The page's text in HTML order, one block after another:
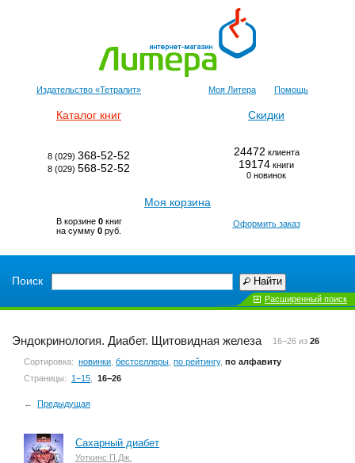
Издательство «Тетралит» Моя Литера Помощь
Каталог книг Скидки
8 (029) 368-52-52
8 (029) 568-52-52
24472 клиента
19174 книги
0 новинок
Моя корзина
В корзине 0книг
на сумму 0 руб.
Оформить заказ
Поиск Найти
Расширенный поиск
16−26 из 26
Эндокринология. Диабет. Щитовидная железа
Сортировка: новинки бестселлеры по рейтингу, по алфавиту
Страницы:
1−15 16−26
← Предыдущая
Сахарный диабет
Уоткинс П.Дж.